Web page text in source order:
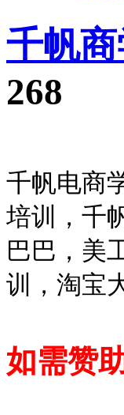
千帆
268
千帆电商
培训，千
巴巴，美
训，淘宝
如需赞